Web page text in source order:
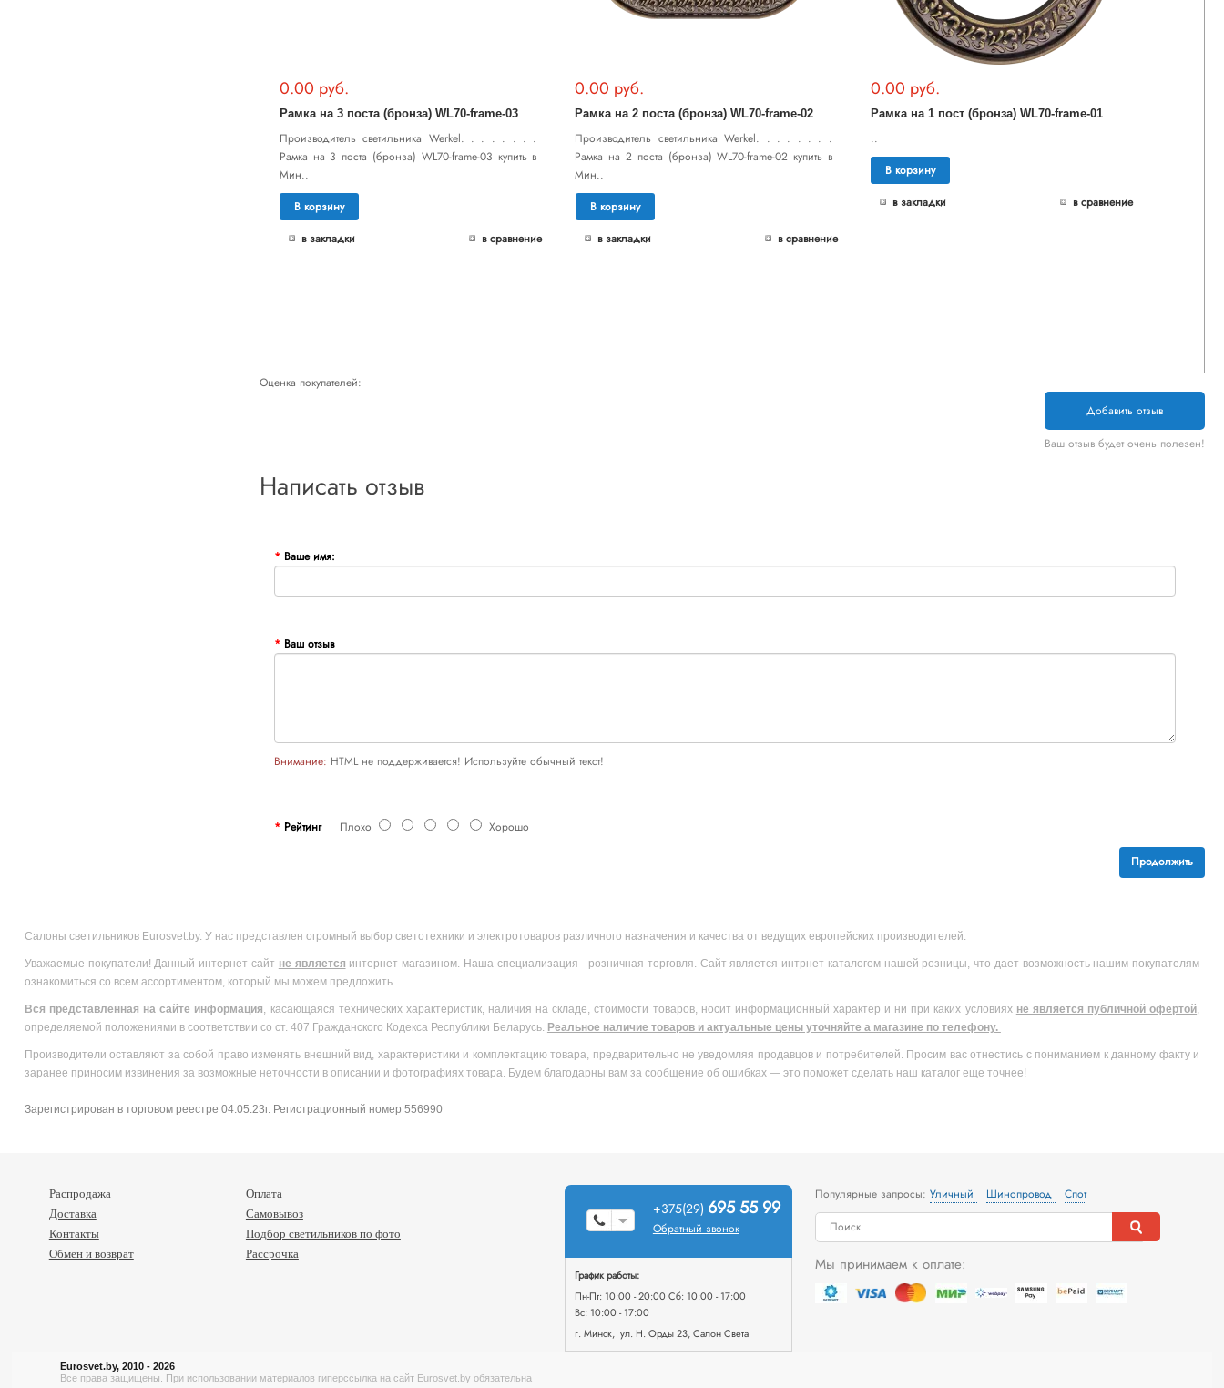
0.00 руб.
Рамка на 3 поста (бронза) WL70-frame-03
Производитель светильника Werkel. . . . . . . .
Рамка на 3 поста (бронза) WL70-frame-03 купить в
Мин..
В корзину
в закладки
в сравнение
0.00 руб.
Рамка на 2 поста (бронза) WL70-frame-02
Производитель светильника Werkel. . . . . . . .
Рамка на 2 поста (бронза) WL70-frame-02 купить в
Мин..
В корзину
в закладки
в сравнение
0.00 руб.
Рамка на 1 пост (бронза) WL70-frame-01
..
В корзину
в закладки
в сравнение
Оценка покупателей:
Добавить отзыв
Ваш отзыв будет очень полезен!
Написать отзыв
Ваше имя:
Ваш отзыв
Внимание: HTML не поддерживается! Используйте обычный текст!
РейтингПлохо Хорошо
Продолжить
Салоны светильников Eurosvet.by. У нас представлен огромный выбор светотехники и электротоваров различного назначения и качества от ведущих европейских производителей.
Уважаемые покупатели! Данный интернет-сайт не является интернет-магазином. Наша специализация - розничная торговля. Сайт является интрнет-каталогом нашей розницы, что дает возможность нашим покупателям
ознакомиться со всем ассортиментом, который мы можем предложить.
Вся представленная на сайте информация , касающаяся технических характеристик, наличия на складе, стоимости товаров, носит информационный характер и ни при каких условиях не является публичной офертой
определяемой положениями в соответствии со ст. 407 Гражданского Кодекса Республики Беларусь. Реальное наличие товаров и актуальные цены уточняйте а магазине по телефону.
Производители оставляют за собой право изменять внешний вид, характеристики и комплектацию товара, предварительно не уведомляя продавцов и потребителей. Просим вас отнестись с пониманием к данному факту и
заранее приносим извинения за возможные неточности в описании и фотографиях товара. Будем благодарны вам за сообщение об ошибках — это поможет сделать наш каталог еще точнее!
Зарегистрирован в торговом реестре 04.05.23г. Регистрационный номер 556990
Распродажа
Оплата
Доставка
Самовывоз
Контакты
Подбор светильников по фото
Обмен и возврат
Рассрочка
Популярные запросы: Уличный Шинопровод Спот
Мы принимаем к оплате:
+375(29) 695 55 99
Обратный звонок
График работы:
Пн-Пт: 10:00 - 20:00 Сб: 10:00 - 17:00
Вс: 10:00 - 17:00
г. Минск, ул. Н. Орды 23, Салон Света
Eurosvet.by, 2010 - 2026
Все права защищены. При использовании материалов гиперссылка на сайт Eurosvet.by обязательна